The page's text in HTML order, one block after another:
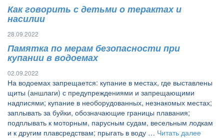
Как говорить с детьми о терактах и
насилии
28.09.2022
Памятка по мерам безопасности при
купании в водоемах
02.09.2022
На водоемах запрещается: купание в местах, где выставлены
щиты (аншлаги) с предупреждениями и запрещающими
надписями; купание в необорудованных, незнакомых местах;
заплывать за буйки, обозначающие границы плавания;
подплывать к моторным, парусным судам, весельным лодкам
и к другим плавсредствам; прыгать в воду … Читать далее